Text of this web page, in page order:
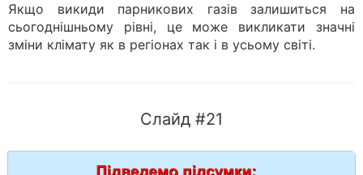
Якщо викиди парникових газів залишиться на
сьогоднішньому рівні, це може викликати значні
зміни клімату як в регіонах так і в усьому світі.
Слайд #21